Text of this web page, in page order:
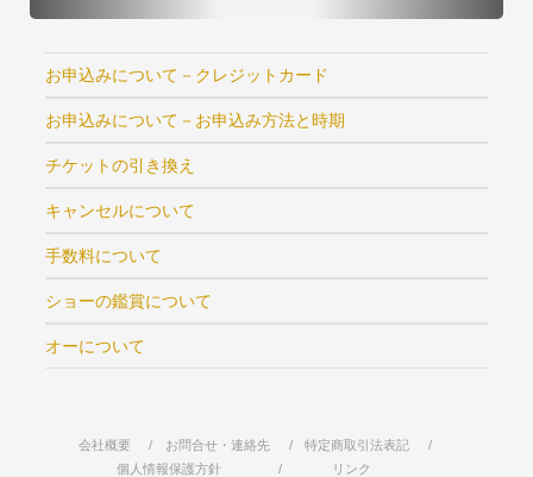
お申込みについて－クレジットカード
お申込みについて－お申込み方法と時期
チケットの引き換え
キャンセルについて
手数料について
ショーの鑑賞について
オーについて
会社概要 お問合せ・連絡先
特定商取引法表記
個人情報保護方針
リンク